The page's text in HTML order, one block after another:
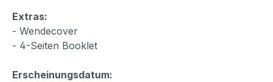
Extras:
- Wendecover
- 4-Seiten Booklet
Erscheinungsdatum: